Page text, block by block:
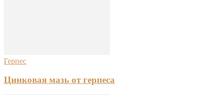
Герпес
Цинковая мазь от герпеса